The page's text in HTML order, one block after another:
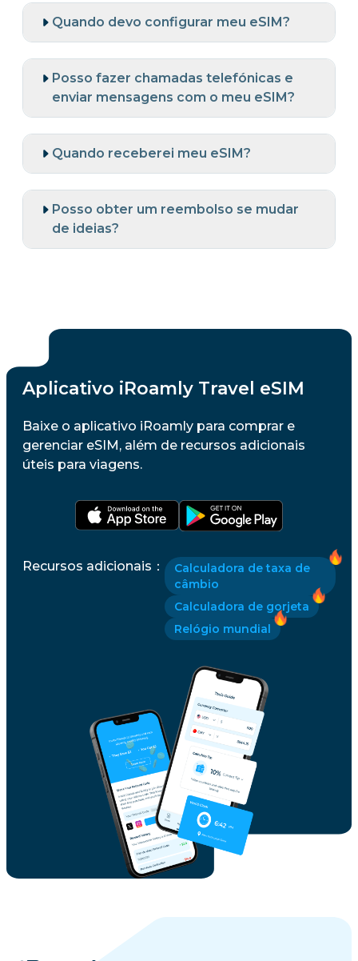
Quando devo configurar meu eSIM?
Posso fazer chamadas telefónicas e
enviar mensagens com o meu eSIM?
Quando receberei meu eSIM?
Posso obter um reembolso se mudar
de ideias?
Aplicativo iRoamly Travel eSIM
Baixe o aplicativo iRoamly para comprar e
gerenciar eSIM, além de recursos adicionais
úteis para viagens.
Recursos adicionais ：
Calculadora de taxa de
câmbio
Calculadora de gorjeta
Relógio mundial